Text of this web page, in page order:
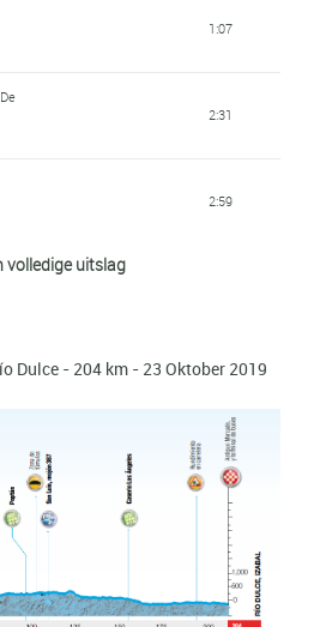
1:07
2:31
2:59
3:43
4:13
4:29
volledige uitslag
Dulce - 204 km - 23 Oktober 2019